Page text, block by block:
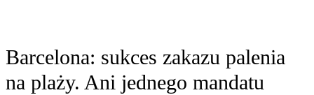
Barcelona: sukces zakazu palenia
na plaży. Ani jednego mandatu